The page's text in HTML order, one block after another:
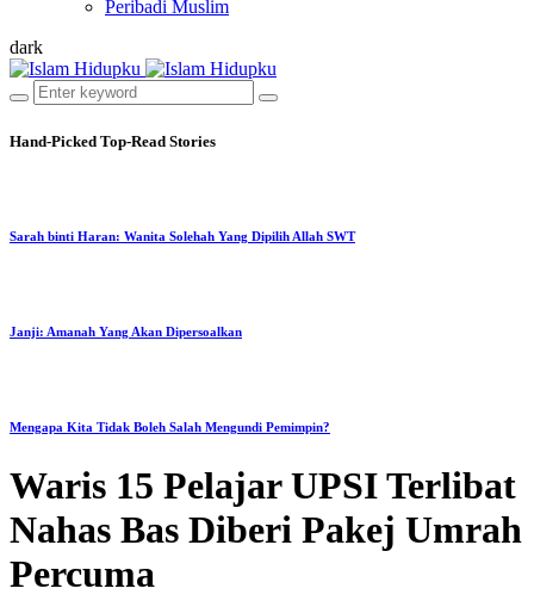
Peribadi Muslim
dark
Hand-Picked Top-Read Stories
Sarah binti Haran: Wanita Solehah Yang Dipilih Allah SWT
Janji: Amanah Yang Akan Dipersoalkan
Mengapa Kita Tidak Boleh Salah Mengundi Pemimpin?
Waris 15 Pelajar UPSI Terlibat
Nahas Bas Diberi Pakej Umrah
Percuma